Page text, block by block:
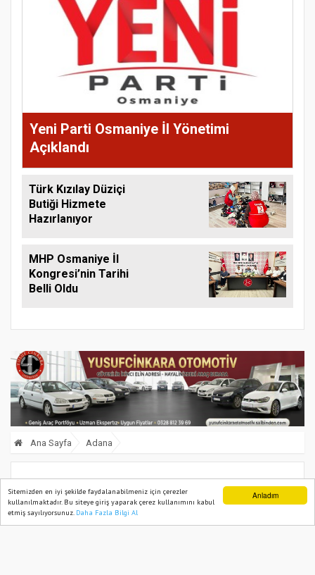
Anladım
Sitemizden en iyi şekilde faydalanabilmeniz için çerezler
kullanılmaktadır. Bu siteye giriş yaparak çerez kullanımını kabul
etmiş sayılıyorsunuz. Daha Fazla Bilgi Al
Yeni Parti Osmaniye İl Yönetimi
Açıklandı
Türk Kızılay Düziçi
Butiği Hizmete
Hazırlanıyor
MHP Osmaniye İl
Kongresi’nin Tarihi
Belli Oldu
Ana Sayfa Adana
Adana’da kar yağışı etkili oluyor
30 December, 2024, Monday 12:12
Ana Sayfa Web TV